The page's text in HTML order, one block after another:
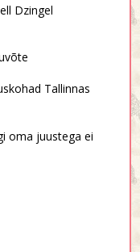
Dzingel
Tallinnas
oma juustega ei